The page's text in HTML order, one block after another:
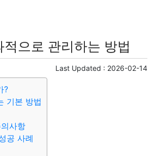
적으로 관리하는 방법
Last Updated : 2026-02-14
?
기본 방법
사항
공 사례